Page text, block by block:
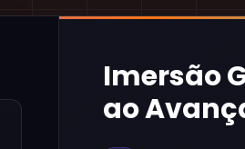
Imersão
ao